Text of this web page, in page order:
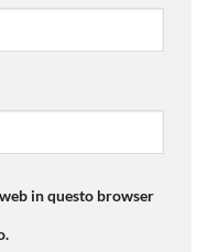
in questo browser